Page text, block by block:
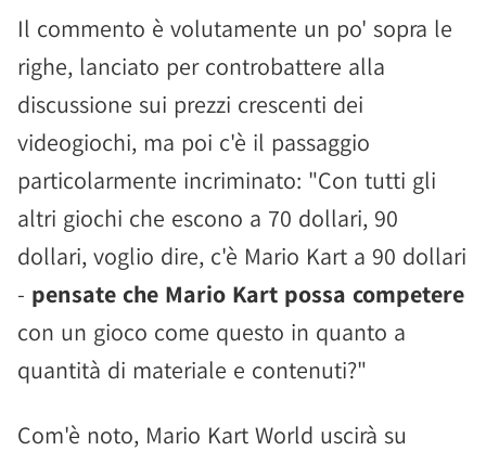
Il commento è volutamente un po' sopra le
righe, lanciato per controbattere alla
discussione sui prezzi crescenti dei
videogiochi, ma poi c'è il passaggio
particolarmente incriminato: "Con tutti gli
altri giochi che escono a 70 dollari, 90
dollari, voglio dire, c'è Mario Kart a 90 dollari
- pensate che Mario Kart possa competere
con un gioco come questo in quanto a
quantità di materiale e contenuti?"
Com'è noto, Mario Kart World uscirà su